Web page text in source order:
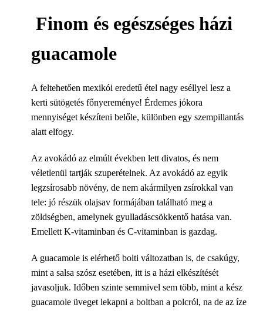
Finom és egészséges házi
guacamole
A feltehetően mexikói eredetű étel nagy eséllyel lesz a
kerti sütögetés főnyereménye! Érdemes jókora
mennyiséget készíteni belőle, különben egy szempillantás
alatt elfogy.
Az avokádó az elmúlt években lett divatos, és nem
véletlenül tartják szuperételnek. Az avokádó az egyik
legzsírosabb növény, de nem akármilyen zsírokkal van
tele: jó részük olajsav formájában található meg a
zöldségben, amelynek gyulladáscsökkentő hatása van.
Emellett K-vitaminban és C-vitaminban is gazdag.
A guacamole is elérhető bolti változatban is, de csakúgy,
mint a salsa szósz esetében, itt is a házi elkészítését
javasoljuk. Időben szinte semmivel sem több, mint a kész
guacamole üveget lekapni a boltban a polcról, na de az íze